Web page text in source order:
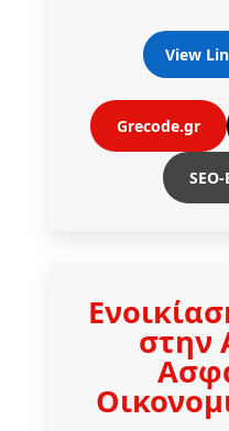
View
Grecode.gr
στην